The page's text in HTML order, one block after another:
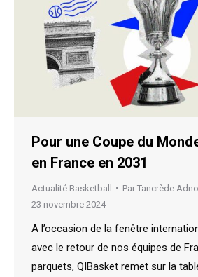
Pour une Coupe du
en France en 2031
Actualité Basketball Par Tancrède
23 novembre 2024
A l’occasion de la fenêtre
avec le retour de nos équipes de
parquets, QIBasket remet sur la